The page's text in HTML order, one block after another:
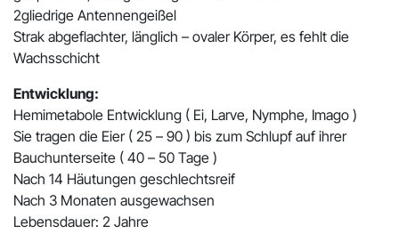
2gliedrige Antennengeißel
Strak abgeflachter, länglich – ovaler Körper, es fehlt die
Wachsschicht
Entwicklung:
Hemimetabole Entwicklung ( Ei, Larve, Nymphe, Imago )
Sie tragen die Eier ( 25 – 90 ) bis zum Schlupf auf ihrer
Bauchunterseite ( 40 – 50 Tage )
Nach 14 Häutungen geschlechtsreif
Nach 3 Monaten ausgewachsen
Lebensdauer: 2 Jahre